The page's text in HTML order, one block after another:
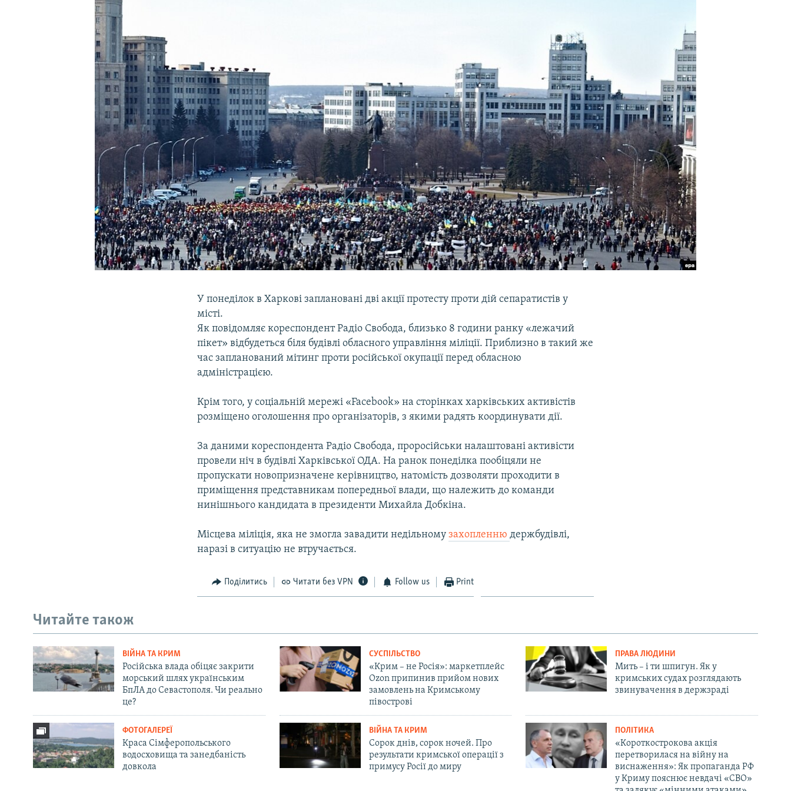
УКРАЇНСЬКА ПРОБЛЕМА КРИМУ
У понеділок в Харкові заплановані дві акції протесту проти дій сепаратистів у
місті.
Як повідомляє кореспондент Радіо Свобода, близько 8 години ранку «лежачий
пікет» відбудеться біля будівлі обласного управління міліції. Приблизно в такий же
час запланований мітинг проти російської окупації перед обласною
адміністрацією.
Крім того, у соціальній мережі «Facebook» на сторінках харківських активістів
розміщено оголошення про організаторів, з якими радять координувати дії.
За даними кореспондента Радіо Свобода, проросійськи налаштовані активісти
провели ніч в будівлі Харківської ОДА. На ранок понеділка пообіцяли не
пропускати новопризначене керівництво, натомість дозволяти проходити в
приміщення представникам попередньої влади, що належить до команди
нинішнього кандидата в президенти Михайла Добкіна.
Місцева міліція, яка не змогла завадити недільномузахопленнюдержбудівлі,
наразі в ситуацію не втручається.
Поділитись Читати без VPN Follow us Print
Читайте також
ВІЙНА ТА КРИМ
Російська влада обіцяє закрити
морський шлях українським
БпЛА до Севастополя. Чи реально
це?
СУСПІЛЬСТВО
«Крим – не Росія»: маркетплейс
Ozon припинив прийом нових
замовлень на Кримському
півострові
ПРАВА ЛЮДИНИ
Мить – і ти шпигун. Як у
кримських судах розглядають
звинувачення в держзраді
ФОТОГАЛЕРЕЇ
Краса Сімферопольського
водосховища та занедбаність
довкола
ВІЙНА ТА КРИМ
Сорок днів, сорок ночей. Про
результати кримської операції з
примусу Росії до миру
ПОЛІТИКА
«Короткострокова акція
перетворилася на війну на
виснаження»: Як пропаганда РФ
у Криму пояснює невдачі «СВО»